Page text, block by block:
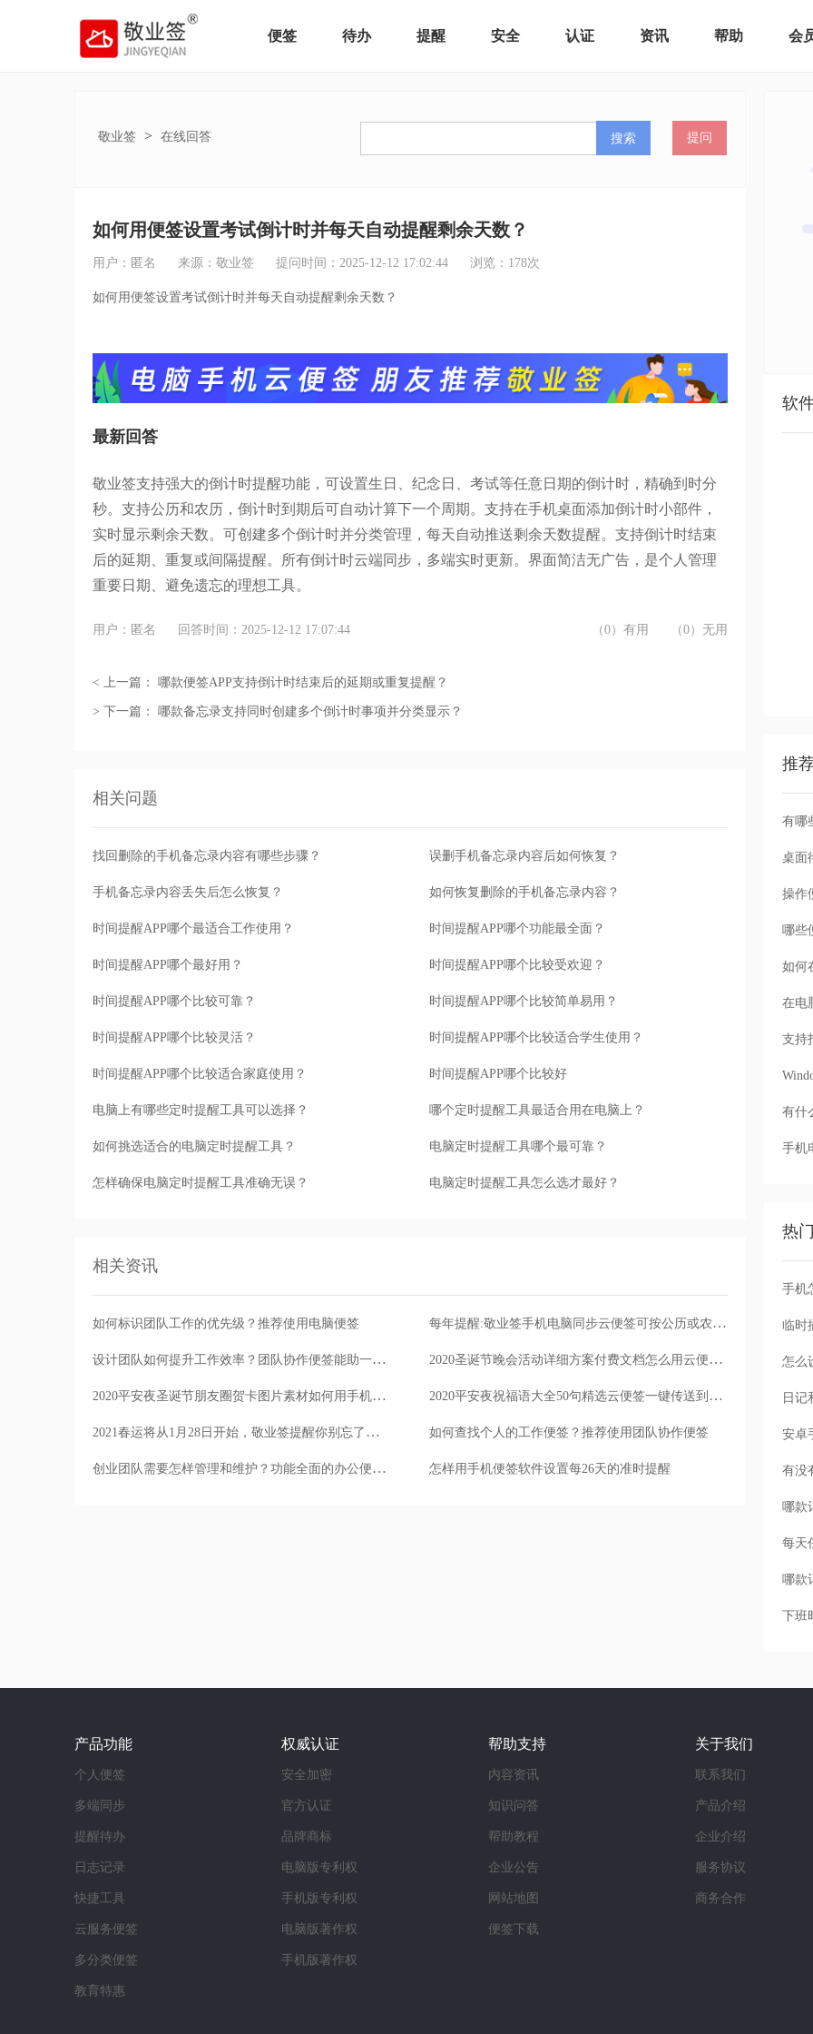
便签 待办 提醒 安全 认证 资讯 帮助 会
敬业签 > 在线回答 搜索 提问
如何用便签设置考试倒计时并每天自动提醒剩余天数？
用户：匿名 来源：敬业签 提问时间：2025-12-12 17:02:44 浏览： 178次
如何用便签设置考试倒计时并每天自动提醒剩余天数？
最新回答
敬业签支持强大的倒计时提醒功能，可设置生日、纪念日、考试等任意日期的倒计时，精确到时分
秒。支持公历和农历，倒计时到期后可自动计算下一个周期。支持在手机桌面添加倒计时小部件，
实时显示剩余天数。可创建多个倒计时并分类管理，每天自动推送剩余天数提醒。支持倒计时结束
后的延期、重复或间隔提醒。所有倒计时云端同步，多端实时更新。界面简洁无广告，是个人管理
重要日期、避免遗忘的理想工具。
用户：匿名 回答时间：2025-12-12 17:07:44 （0）有用 （0）无用
< 上一篇： 哪款便签APP支持倒计时结束后的延期或重复提醒？
> 下一篇： 哪款备忘录支持同时创建多个倒计时事项并分类显示？
相关问题
找回删除的手机备忘录内容有哪些步骤？ 误删手机备忘录内容后如何恢复？
手机备忘录内容丢失后怎么恢复？ 如何恢复删除的手机备忘录内容？
时间提醒APP哪个最适合工作使用？ 时间提醒APP哪个功能最全面？
时间提醒APP哪个最好用？ 时间提醒APP哪个比较受欢迎？
时间提醒APP哪个比较可靠？ 时间提醒APP哪个比较简单易用？
时间提醒APP哪个比较灵活？ 时间提醒APP哪个比较适合学生使用？
时间提醒APP哪个比较适合家庭使用？ 时间提醒APP哪个比较好
电脑上有哪些定时提醒工具可以选择？ 哪个定时提醒工具最适合用在电脑上？
如何挑选适合的电脑定时提醒工具？ 电脑定时提醒工具哪个最可靠？
怎样确保电脑定时提醒工具准确无误？ 电脑定时提醒工具怎么选才最好？
相关资讯
如何标识团队工作的优先级？推荐使用电脑便签 每年提醒:敬业签手机电脑同步云便签可按公历或农历设置每年提醒事项
设计团队如何提升工作效率？团队协作便签能助一臂之力 2020圣诞节晚会活动详细方案付费文档怎么用云便签复制
2020平安夜圣诞节朋友圈贺卡图片素材如何用手机便签制作 2020平安夜祝福语大全50句精选云便签一键传送到你手机
2021春运将从1月28日开始，敬业签提醒你别忘了设抢火车票提醒 如何查找个人的工作便签？推荐使用团队协作便签
创业团队需要怎样管理和维护？功能全面的办公便签可以帮忙 怎样用手机便签软件设置每26天的准时提醒
软
推
有哪
桌面
操作
哪些
如何
在电
支持
有什
手机
热
手机
怎么
每天
下班
产品功能
个人便签
多端同步
提醒待办
日志记录
快捷工具
云服务便签
多分类便签
教育特惠
权威认证
安全加密
官方认证
品牌商标
电脑版专利权
手机版专利权
电脑版著作权
手机版著作权
帮助支持
内容资讯
知识问答
帮助教程
企业公告
网站地图
便签下载
关于我们
联系我们
产品介绍
企业介绍
服务协议
商务合作